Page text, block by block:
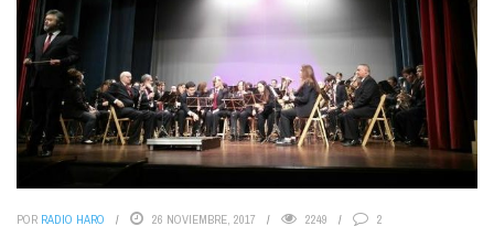
POR RADIO HARO 26 NOVIEMBRE, 2017 2249 2